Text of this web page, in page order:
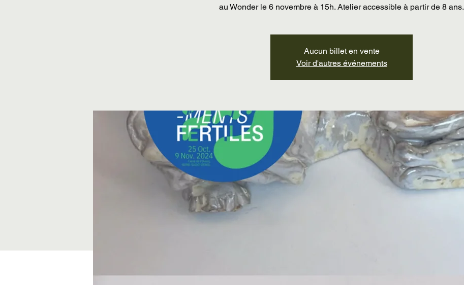
au Wonder le 6 novembre à 15h. Atelier accessible à partir de 8 ans.
Aucun billet en vente
Voir d'autres événements